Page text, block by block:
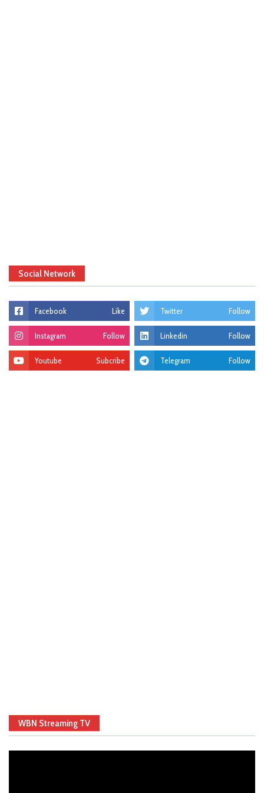
Social Network
Facebook Like Twitter Follow
Instagram Follow Linkedin Follow
Youtube Subcribe Telegram Follow
WBN Streaming TV